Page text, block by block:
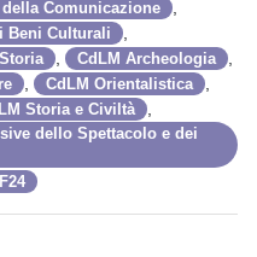
Comunicazione
Beni Culturali
CdLM Archeologia
CdLM Orientalistica
Storia e Civiltà
dello Spettacolo e dei